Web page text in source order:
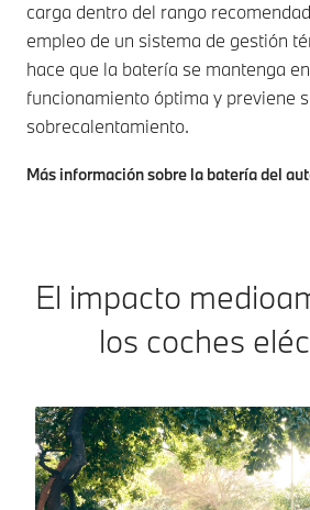
carga dentro del rango
empleo de un sistema de gestión
hace que la batería se mantenga
funcionamiento óptima y previene
sobrecalentamiento.
Más información sobre la batería del
El impacto
los coches